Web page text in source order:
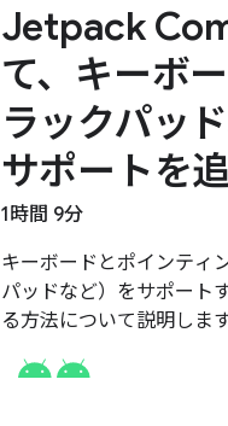
Jetpack
て、キーボ
ラックパッ
サポートを
1時間 9分
キーボードとポインティ
パッドなど）をサポート
る方法について説明します